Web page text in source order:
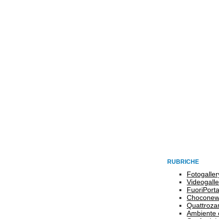
RUBRICHE
FuoriPorta
Ambiente